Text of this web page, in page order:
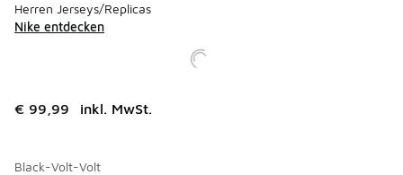
Herren Jerseys/Replicas
Nike entdecken
€ 99,99 inkl. MwSt.
Black-Volt-Volt